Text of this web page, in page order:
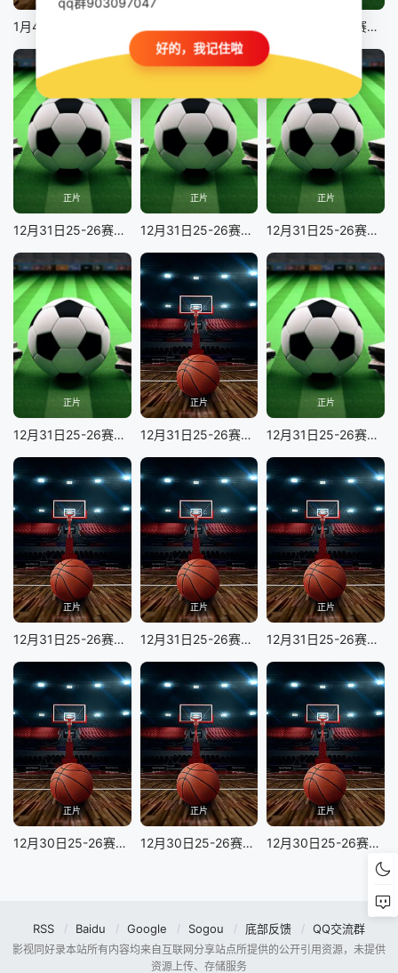
12月31日25-26赛季英超联赛 曼联VS狼队
正片
12月31日25-26赛季英超联赛 诺丁汉森林VS埃弗顿
正片
12月31日25-26赛季英超联赛 伯恩利VS纽卡斯尔联
正片
12月31日25-26赛季英超联赛 伯恩茅斯VS切尔西
正片
12月31日25-26赛季英超联赛 西汉姆联VS布莱顿
正片
12月31日25-26赛季NBA常规赛 76人VS灰熊
正片
12月31日25-26赛季英超联赛 阿森纳VS阿斯顿维拉
正片
12月31日25-26赛季NBA常规赛 凯尔特人VS爵士
正片
12月31日25-26赛季NBA常规赛 国王VS快船
正片
12月31日25-26赛季NBA常规赛 活塞VS湖人
正片
12月30日25-26赛季NBA常规赛 太阳VS奇才
正片
12月30日25-26赛季NBA常规赛 雄鹿VS黄蜂
正片
12月30日25-26赛季NBA常规赛 掘金VS热火
RSS Baidu Google Sogou 底部反馈 QQ交流群
影视同好录本站所有内容均来自互联网分享站点所提供的公开引用资源，未提供
资源上传、存储服务
好的，我记住啦